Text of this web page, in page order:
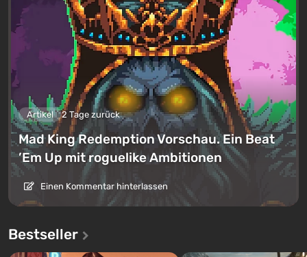
Artikel 2 Tage zurück
Mad King Redemption Vorschau. Ein Beat
’Em Up mit roguelike Ambitionen
Einen Kommentar hinterlassen
Bestseller